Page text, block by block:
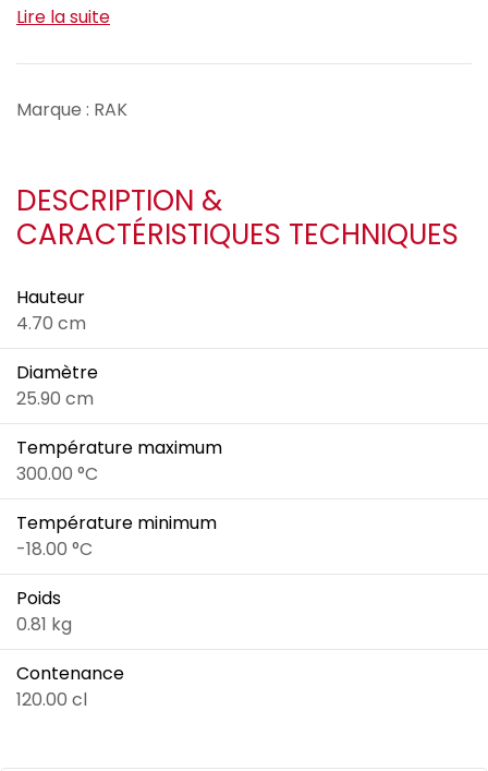
Lire la suite
Marque : RAK
DESCRIPTION &
CARACTÉRISTIQUES TECHNIQUES
Hauteur
4.70 cm
Diamètre
25.90 cm
Température maximum
300.00 °C
Température minimum
-18.00 °C
Poids
0.81 kg
Contenance
120.00 cl